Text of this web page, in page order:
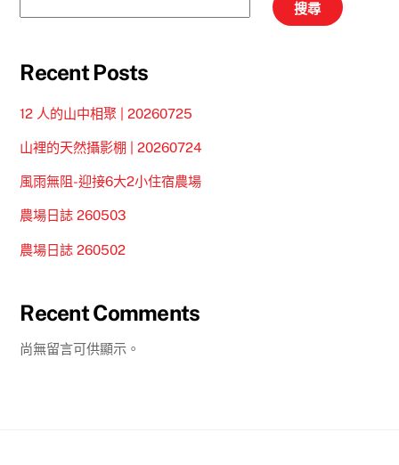
搜尋
Recent Posts
12 人的山中相聚 | 20260725
山裡的天然攝影棚 | 20260724
風雨無阻-迎接6大2小住宿農場
農場日誌 260503
農場日誌 260502
Recent Comments
尚無留言可供顯示。